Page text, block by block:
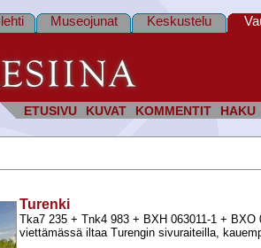
ETUSIVU KUVAT KOMMENTIT HAKU
Museojunat Keskustelu
Turenki
Tka7 235 +​ Tnk4 983 +​ BXH 063011-​1 +​ BXO
viettämässä iltaa Turengin sivuraiteilla,